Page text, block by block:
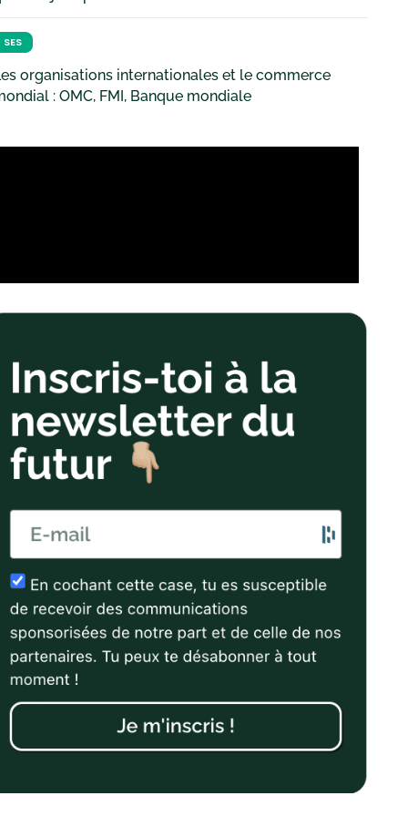
SES
organisations internationales et le commerce
: OMC, FMI, Banque mondiale